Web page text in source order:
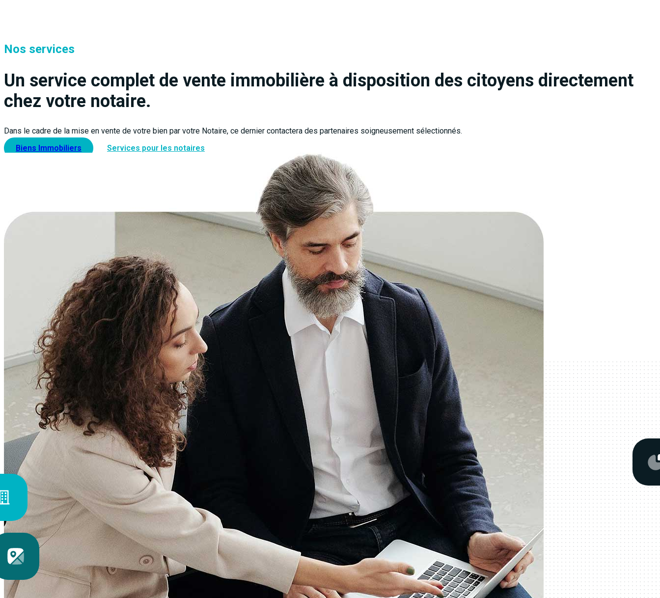
Nos services
Un service complet de vente immobilière à disposition des citoyens directement
chez votre notaire.
Dans le cadre de la mise en vente de votre bien par votre Notaire, ce dernier contactera des partenaires soigneusement sélectionnés.
Biens Immobiliers
Services pour les notaires